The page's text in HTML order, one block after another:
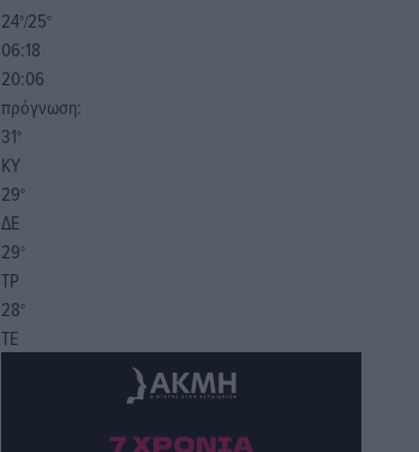
24°/25°
06:18
20:06
πρόγνωση:
31°
ΚΥ
29°
ΔΕ
29°
ΤΡ
28°
ΤΕ